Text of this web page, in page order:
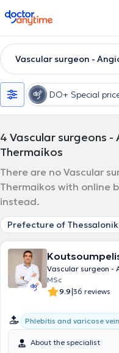
doctoranytime
Vascular surgeon -
DO+ Special
4 Vascular surgeons
Thermaikos
There are no Vascular
Thermaikos with online
instead.
Prefecture of
Vascular surgeon -
MSc
9.9|36 reviews
Phlebitis and varicose
About the specialist